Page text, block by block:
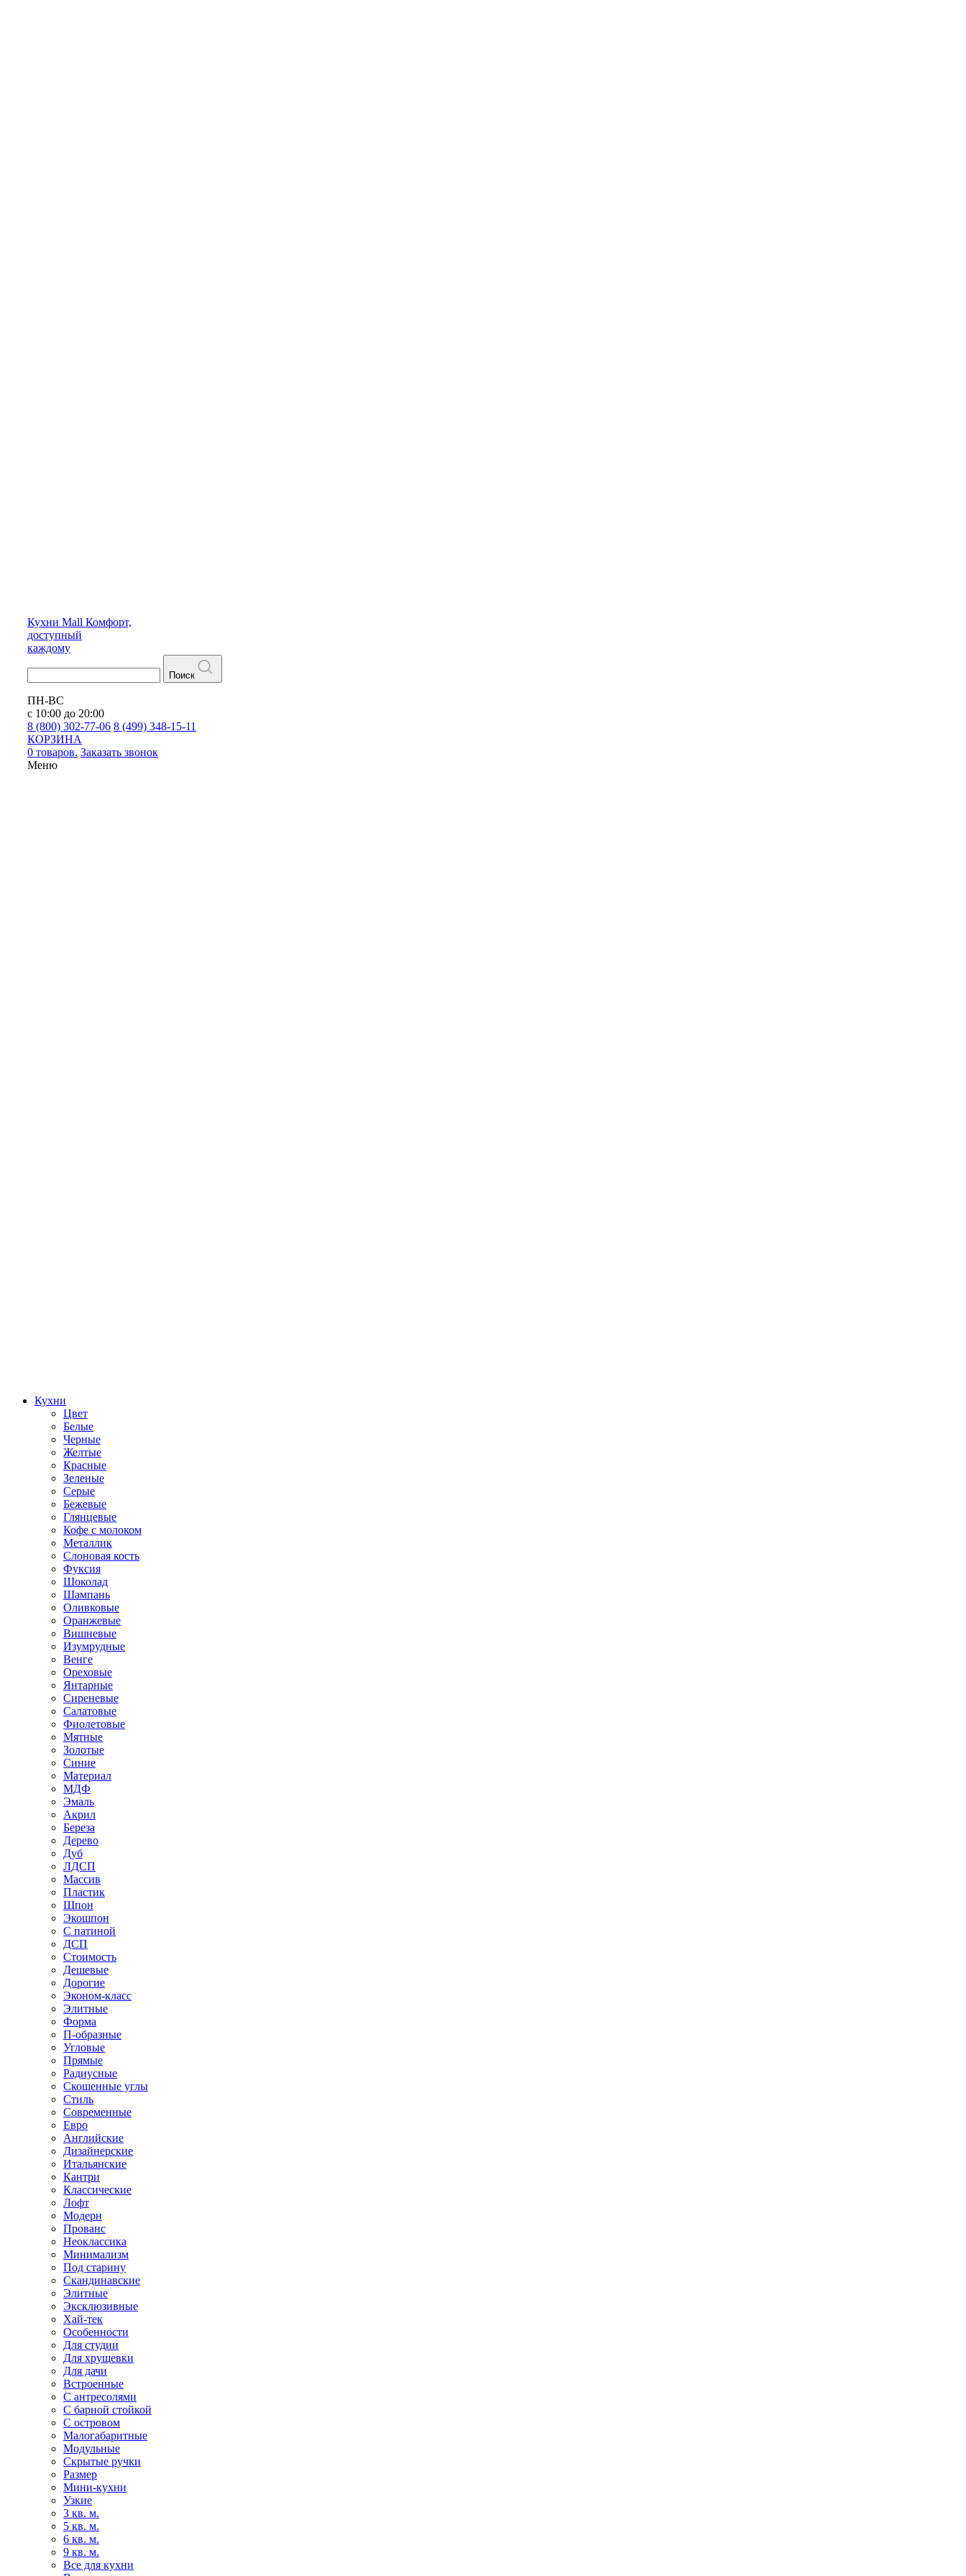
Кухни Mall Комфорт,
доступный
каждому
Поиск
ПН-ВС
с 10:00 до 20:00
8 (800) 302-77-06 8 (499) 348-15-11
КОРЗИНА
0 товаров. Заказать звонок
Меню
Кухни
Цвет
Белые
Черные
Желтые
Красные
Зеленые
Серые
Бежевые
Глянцевые
Кофе с молоком
Металлик
Слоновая кость
Фуксия
Шоколад
Шампань
Оливковые
Оранжевые
Вишневые
Изумрудные
Венге
Ореховые
Янтарные
Сиреневые
Салатовые
Фиолетовые
Мятные
Золотые
Синие
Материал
МДФ
Эмаль
Акрил
Береза
Дерево
Дуб
ЛДСП
Массив
Пластик
Шпон
Экошпон
С патиной
ДСП
Стоимость
Дешевые
Дорогие
Эконом-класс
Элитные
Форма
П-образные
Угловые
Прямые
Радиусные
Скошенные углы
Стиль
Современные
Евро
Английские
Дизайнерские
Итальянские
Кантри
Классические
Лофт
Модерн
Прованс
Неоклассика
Минимализм
Под старину
Скандинавские
Элитные
Эксклюзивные
Хай-тек
Особенности
Для студии
Для хрущевки
Для дачи
Встроенные
С антресолями
С барной стойкой
С островом
Малогабаритные
Модульные
Скрытые ручки
Размер
Мини-кухни
Узкие
3 кв. м.
5 кв. м.
6 кв. м.
9 кв. м.
Все для кухни